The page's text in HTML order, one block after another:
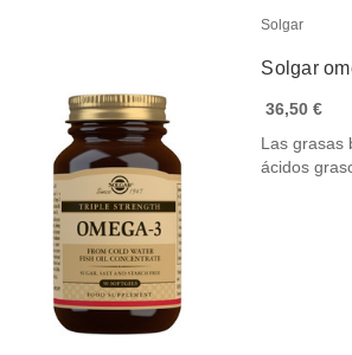
Solgar
Solgar
36,50 €
Las grasas
ácidos